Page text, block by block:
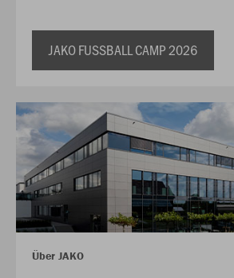
JAKO FUSSBALL CAMP 2026
Über JAKO